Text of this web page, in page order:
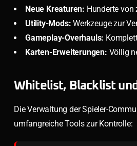
Neue Kreaturen: Hunderte
Utility-Mods: Werkzeuge zur
Gameplay-Overhauls:
Karten-Erweiterungen: Völlig
Whitelist, Blacklist
Die Verwaltung der Spieler-
umfangreiche Tools zur Kontrolle: